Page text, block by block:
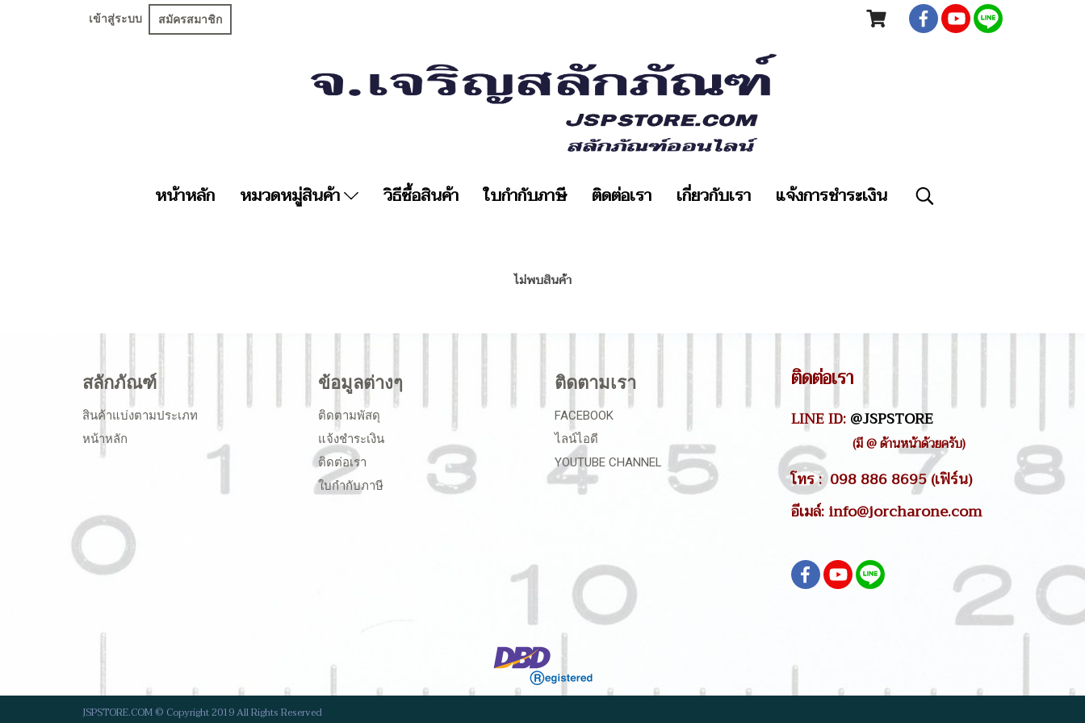
เข้าสู่ระบบ สมัครสมาชิก
หน้าหลัก หมวดหมู่สินค้า วิธีซื้อสินค้า ใบกำกับภาษี ติดต่อเรา เกี่ยวกับเรา แจ้งการชำระเงิน
ไม่พบสินค้า
สลักภัณฑ์
สินค้าแบ่งตามประเภท
หน้าหลัก
ข้อมูลต่างๆ
ติดตามพัสดุ
แจ้งชำระเงิน
ติดต่อเรา
ใบกำกับภาษี
ติดตามเรา
FACEBOOK
ไลน์ไอดี
YOUTUBE CHANNEL
ติดต่อเรา
LINE ID:@JSPSTORE
(มี @ ด้านหน้าด้วยครับ)
โทร : 098 886 8695 (เฟิร์น)
อีเมล์: info@jorcharone.com
JSPSTORE.COM © Copyright 2019 All Rights Reserved